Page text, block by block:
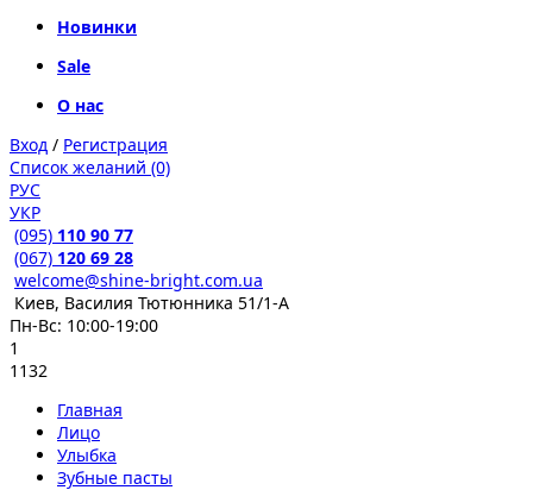
Новинки
Sale
О нас
Вход / Регистрация
Список желаний (0)
РУС
УКР
(095) 110 90 77
(067) 120 69 28
welcome@shine-bright.com.ua
Киев, Василия Тютюнника 51/1-А
Пн-Вс: 10:00-19:00
1
1132
Главная
Лицо
Улыбка
Зубные пасты